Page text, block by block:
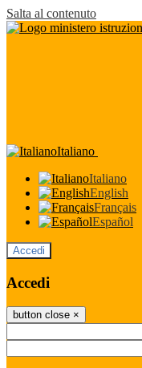
Salta al contenuto
Italiano
Italiano
English
Français
Español
Accedi
Accedi
button close ×